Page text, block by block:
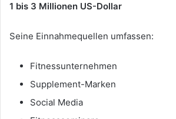
1 bis 3 Millionen US-Dollar
Seine Einnahmequellen umfassen:
Fitnessunternehmen
Supplement-Marken
Social Media